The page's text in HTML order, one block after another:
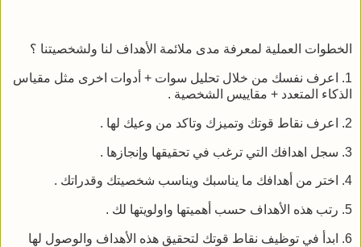
الخطوات العملية لمعرفة مدى ملائمة الأهداف لنا ولشخصيتنا ؟
1. اعرف نفسك من خلال تحليل سوات + أدوات اخرى مثل مقياس
الذكاء المتعدد + مقاييس الشخصية .
2. اعرف نقاط قوتك وتميزك وتاكد من وعيك لها .
3. سجل اهدافك التي ترغب في تحقيقها وإنجازها .
4. اختر من أهدافك ما يناسبك ويناسب شخصيتك وقدراتك .
5. رتب هذه الأهداف حسب أهميتها واولويتها لك .
6. ابدأ في توظيف نقاط قوتك لتحقيق هذه الأهداف والوصول لها